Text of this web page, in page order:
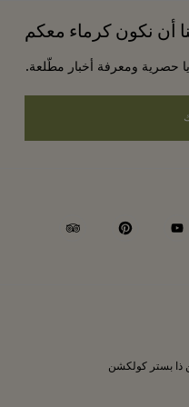
أن نكون كرماء معكم
حصرية ومعرفة أخبار مطّلعة.
youtube
pinterest
tripadvisor